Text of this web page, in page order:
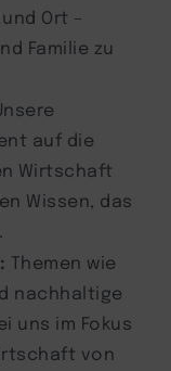
Ort –
Familie zu
auf die
Wirtschaft
Wissen, das
Themen wie
nachhaltige
uns im Fokus
von